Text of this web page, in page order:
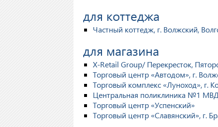
для коттеджа
Частный коттедж, г. Волжский,
для магазина
X-Retail Group/ Перекресток,
Торговый центр «Автодом», г.
Торговый комплекс «Луноход», г.
Центральная поликлиника №1
Торговый центр «Успенский»
Торговый центр «Славянский», г.